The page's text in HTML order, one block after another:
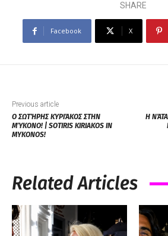
SHARE
Facebook X
Previous article
Ο ΣΩΤΉΡΗΣ ΚΥΡΙΆΚΟΣ ΣΤΗΝ
ΜΎΚΟΝΟ! | SOTIRIS KIRIAKOS IN
MYKONOS!
Η
Related Articles